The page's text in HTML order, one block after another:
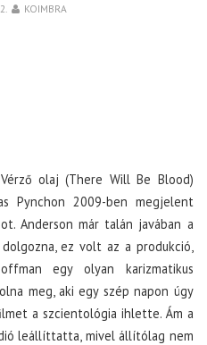
KOIMBRA
Vérző olaj (There Will Be Blood)
Pynchon 2009-ben megjelent
Anderson már talán javában a
ez volt az a produkció,
egy olyan karizmatikus
meg, aki egy szép napon úgy
a szcientológia ihlette. Ám a
leállíttatta, mivel állítólag nem